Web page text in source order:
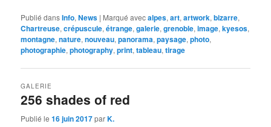
Publié dansInfo,News | Marqué avecalpes,art,artwork,bizarre,
Chartreuse,crépuscule,étrange,galerie,grenoble,image,kyesos,
montagne,nature,nouveau,panorama,paysage,photo,
photographie,photography,print,tableau,tirage
256 shades of red
GALERIE
Publié le16 juin 2017parK.